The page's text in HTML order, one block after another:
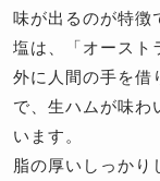
味が出るのが特徴
塩は、「オースト
外に人間の手を借
で、生ハムが味わ
います。
脂の厚いしっかり